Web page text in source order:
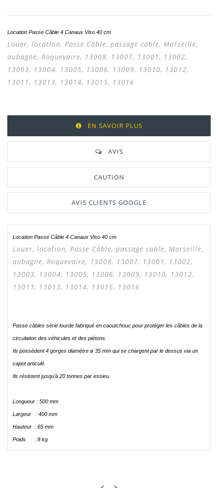
Location Passe Câble 4 Canaux Viso 40 cm
Louer, location, Passe Câble, passage cable, Marseille,
aubagne, Roquevaire, 13008, 13007, 13001, 13002,
13003, 13004, 13005, 13006, 13009, 13010, 13012,
13011, 13013, 13014, 13015, 13016
EN SAVOIR PLUS
AVIS
CAUTION
AVIS CLIENTS GOOGLE
Location Passe Câble 4 Canaux Viso 40 cm
Louer, location, Passe Câble, passage cable, Marseille,
aubagne, Roquevaire, 13008, 13007, 13001, 13002,
13003, 13004, 13005, 13006, 13009, 13010, 13012,
13011, 13013, 13014, 13015, 13016
Passe câbles série lourde fabriqué en caoutchouc pour protéger les câbles de la
circulation des véhicules et des piétons.
Ils possèdent 4 gorges diamètre ø 35 mm qui se chargent par le dessus via un
capot articulé.
Ils résistent jusqu’à 20 tonnes par essieu.
Longueur : 500 mm
Largeur : 400 mm
Hauteur : 65 mm
Poids : 8 kg